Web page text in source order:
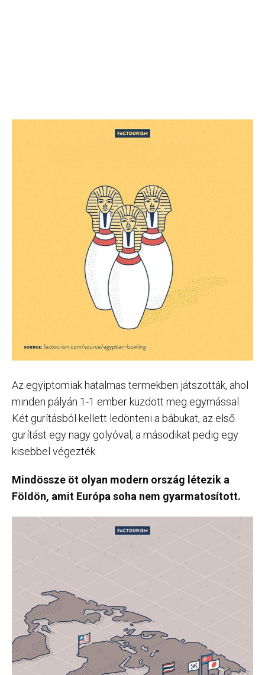
Az egyiptomiak hatalmas termekben játszották, ahol
minden pályán 1-1 ember küzdött meg egymással.
Két gurításból kellett ledönteni a bábukat, az első
gurítást egy nagy golyóval, a másodikat pedig egy
kisebbel végezték.
Mindössze öt olyan modern ország létezik a
Földön, amit Európa soha nem gyarmatosított.